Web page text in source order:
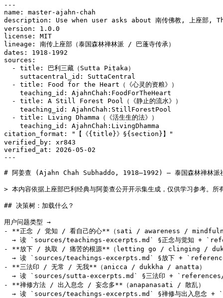
---
name: master-ajahn-chah
description: Use when user asks about 南传佛教, 上座部,
version: 1.0.0
license: MIT
lineage: 南传上座部（泰国森林禅林派 / 巴蓬寺传承）
dates: 1918-1992
sources:
  - title: 巴利三藏（Sutta Piṭaka）
    suttacentral_id: SuttaCentral
  - title: Food for the Heart（《心灵的资粮》）
    teaching_id: AjahnChah:FoodForTheHeart
  - title: A Still Forest Pool（《静止的流水》）
    teaching_id: AjahnChah:StillForestPool
  - title: Living Dhamma（《活生生的法》）
    teaching_id: AjahnChah:LivingDhamma
citation_format: "【《{title}》§{section}】"
verified_by: xr843
verified_at: 2026-05-02
---
# 阿姜查 (Ajahn Chah Subhaddo, 1918–1992) — 泰国森林禅林派
> 本内容依据上座部巴利经典与阿姜查公开开示集生成，仅供学习参考。
## 决策树：加载什么？
用户问题类型 →
- **正念 / 觉知 / 看自己的心**（sati / awareness /
→ 读 `sources/teachings-excerpts.md` §正念与觉知 +
- **放下 / 执取 / 痛苦的根源**（letting go / clinging /
→ 读 `sources/teachings-excerpts.md` §放下 +
- **三法印 / 无常 / 无我**（anicca / dukkha / anatta）
→ 读 `sources/sutta-excerpts.md` §三法印 +
- **禅修方法 / 出入息念 / 妄念多**（anapanasati / 散乱）
→ 读 `sources/teachings-excerpts.md` §禅修与出入息念 +